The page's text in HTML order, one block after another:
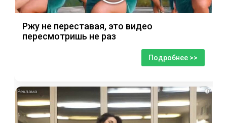
Ржу не переставая, это видео
пересмотришь не раз
Подробнее >>
i